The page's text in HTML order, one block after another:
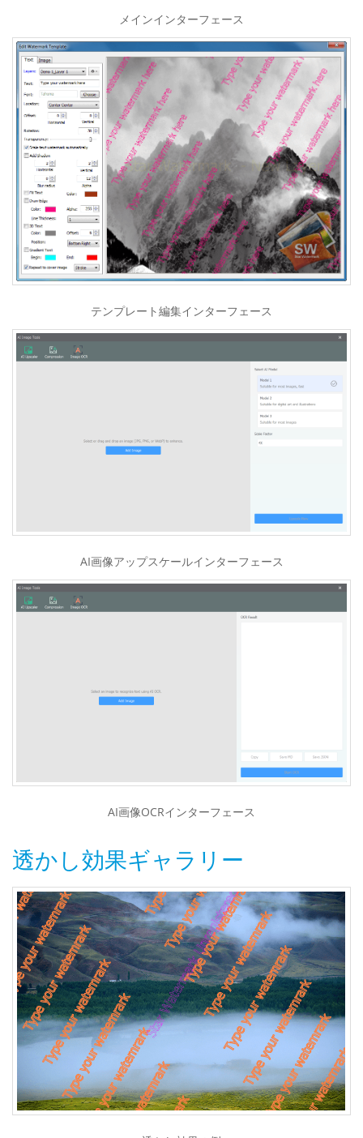
メインインターフェース
テンプレート編集インターフェース
AI画像アップスケールインターフェース
AI画像OCRインターフェース
透かし効果ギャラリー